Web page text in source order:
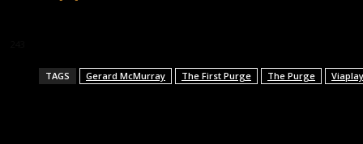
TAGS Gerard McMurray The First Purge The Purge Viaplay